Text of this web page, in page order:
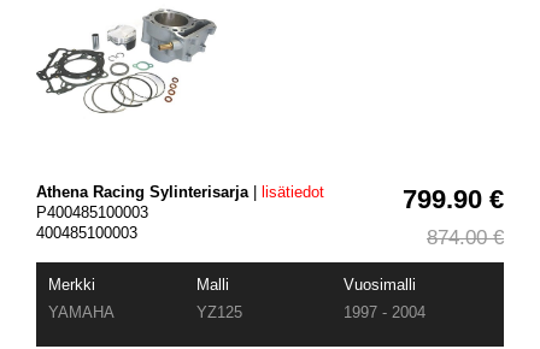
799.90 €
874.00 €
Athena Racing Sylinterisarja | lisätiedot
P400485100003
400485100003
Merkki Malli
Vuosimalli
YAMAHA
YZ125 1997 - 2004